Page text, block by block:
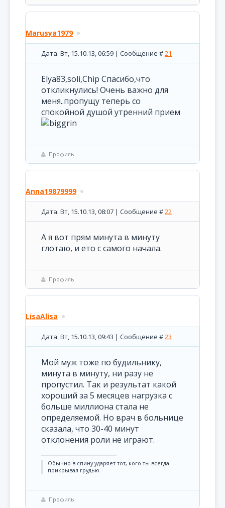
Marusya1979
Дата: Вт, 15.10.13, 06:59 | Сообщение #21
Elya83,soli,Chip Спасибо,что
откликнулись! Очень важно для
меня..пропущу теперь со
спокойной душой утренний прием
Профиль
Anna19879999
Дата: Вт, 15.10.13, 08:07 | Сообщение #22
А я вот прям минута в минуту
глотаю, и ето с самого начала.
Профиль
LisaAlisa
Дата: Вт, 15.10.13, 09:43 | Сообщение #23
Мой муж тоже по будильнику,
минута в минуту, ни разу не
пропустил. Так и результат какой
хороший за 5 месяцев нагрузка с
больше миллиона стала не
определяемой. Но врач в больнице
сказала, что 30-40 минут
отклонения роли не играют.
Обычно в спину ударяет тот, кого ты всегда
прикрывал грудью.
Профиль